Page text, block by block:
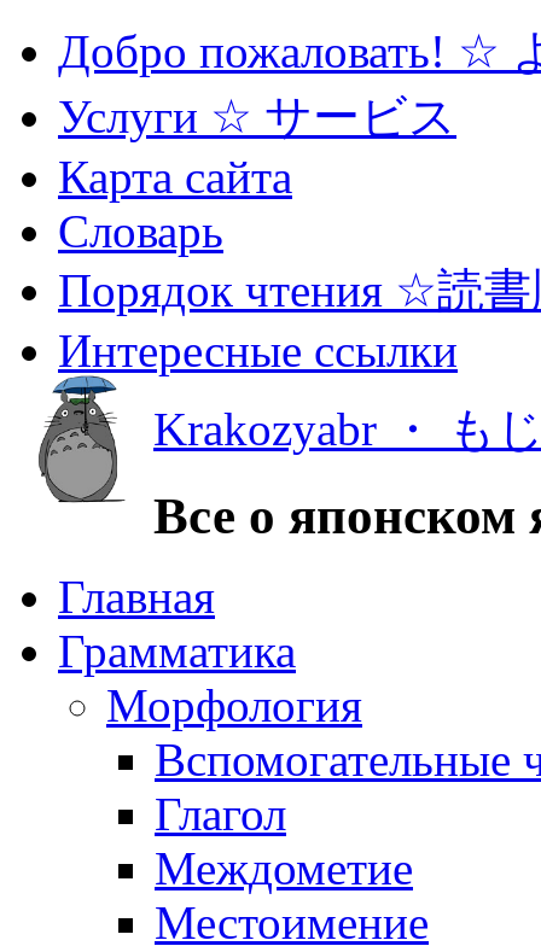
Добро пожаловать! ☆
Услуги ☆ サービス
Карта сайта
Словарь
Порядок чтения ☆読
Интересные ссылки
Krakozyabr ・ も
Все о японском
Главная
Грамматика
Морфология
Вспомогательные
Глагол
Междометие
Местоимение